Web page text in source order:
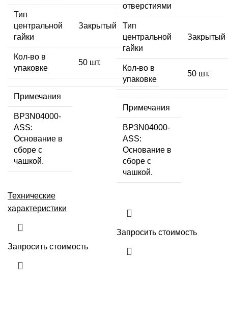
Тип
центральной
гайки
Закрытый
Кол-во в
упаковке
50 шт.
Примечания
BP3N04000-
ASS:
Основание в
сборе с
чашкой.
Технические
характеристики
Запросить стоимость
отверстиями
Тип
центральной
гайки
Закрытый
Кол-во в
упаковке
50 шт.
Примечания
BP3N04000-
ASS:
Основание в
сборе с
чашкой.
Запросить стоимость